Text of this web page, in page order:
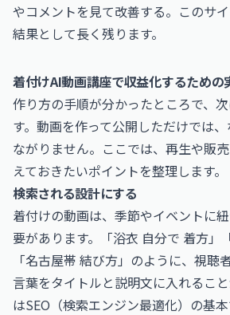
やコメントを見て改善する。このサイ
結果として長く残ります。
着付けAI動画講座で収益化するための
作り方の手順が分かったところで、
す。動画を作って公開しただけでは
ながりません。ここでは、再生や販
えておきたいポイントを整理します。
検索される設計にする
着付けの動画は、季節やイベントに
要があります。「浴衣 自分で 着方」
「名古屋帯 結び方」のように、視聴
言葉をタイトルと説明文に入れるこ
はSEO（検索エンジン最適化）の基